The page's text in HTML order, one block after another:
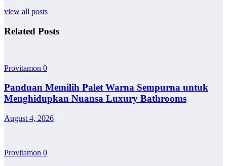
view all posts
Related Posts
Provitamon 0
Panduan Memilih Palet Warna Sempurna untuk
Menghidupkan Nuansa Luxury Bathrooms
August 4, 2026
Provitamon 0